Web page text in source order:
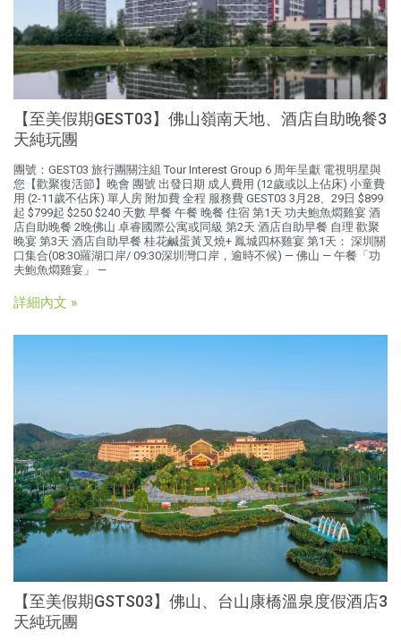
【至美假期GEST03】佛山嶺南天地、酒店自助晚餐3
天純玩團
團號：GEST03 旅行團關注組 Tour Interest Group 6 周年呈獻 電視明星與
您【歡聚復活節】晚會 團號 出發日期 成人費用 (12歲或以上佔床) 小童費
用 (2-11歲不佔床) 單人房 附加費 全程 服務費 GEST03 3月28、29日 $899
起 $799起 $250 $240 天數 早餐 午餐 晚餐 住宿 第1天 功夫鮑魚燜雞宴 酒
店自助晚餐 2晚佛山 卓睿國際公寓或同級 第2天 酒店自助早餐 自理 歡聚
晚宴 第3天 酒店自助早餐 桂花鹹蛋黃叉燒+ 鳳城四杯雞宴 第1天： 深圳關
口集合(08:30羅湖口岸/ 09:30深圳灣口岸，逾時不候) — 佛山 — 午餐「功
夫鮑魚燜雞宴」 —
詳細內文 »
【至美假期GSTS03】佛山、台山康橋溫泉度假酒店3
天純玩團